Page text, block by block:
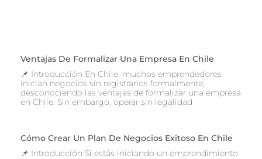
Ventajas De Formalizar Una Empresa En Chile
📌 Introducción En Chile, muchos emprendedores
inician negocios sin registrarlos formalmente,
desconociendo las ventajas de formalizar una empresa
en Chile. Sin embargo, operar sin legalidad
Cómo Crear Un Plan De Negocios Exitoso En Chile
📌 Introducción Si estás iniciando un emprendimiento